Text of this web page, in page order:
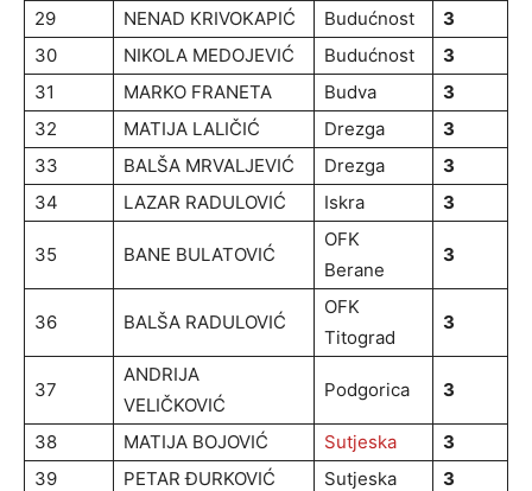
29 NENAD KRIVOKAPIĆ Budućnost
3
30
NIKOLA MEDOJEVIĆ Budućnost
3
31
MARKO FRANETA Budva
3
32
MATIJA LALIČIĆ Drezga
3
33
BALŠA MRVALJEVIĆ Drezga
3
34
LAZAR RADULOVIĆ Iskra 3
35 BANE BULATOVIĆ
OFK
Berane
3
36 BALŠA RADULOVIĆ
OFK
Titograd
3
37
ANDRIJA
VELIČKOVIĆ
Podgorica 3
38 MATIJA BOJOVIĆ Sutjeska
3
39
PETAR ĐURKOVIĆ Sutjeska
3